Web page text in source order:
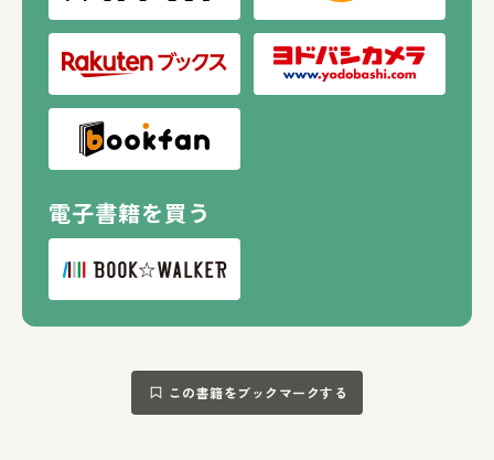
電子書籍を買う
この書籍をブックマークする